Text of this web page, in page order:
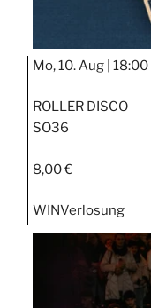
Mo, 10. Aug | 18:00
ROLLER DISCO
SO36
8,00 €
WINVerlosung